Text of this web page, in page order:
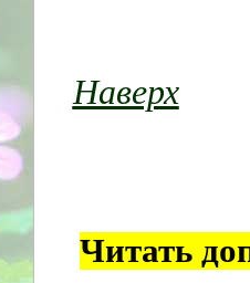
Наверх
Читать